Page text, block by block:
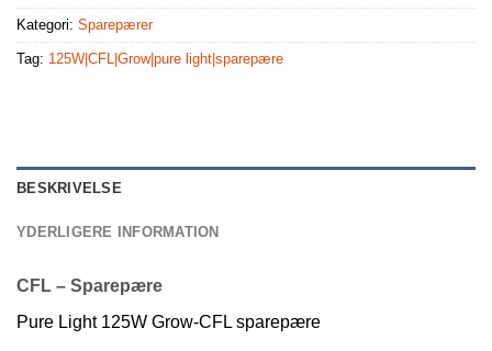
Kategori: Sparepærer
Tag: 125W|CFL|Grow|pure light|sparepære
BESKRIVELSE
YDERLIGERE INFORMATION
CFL – Sparepære
Pure Light 125W Grow-CFL sparepære